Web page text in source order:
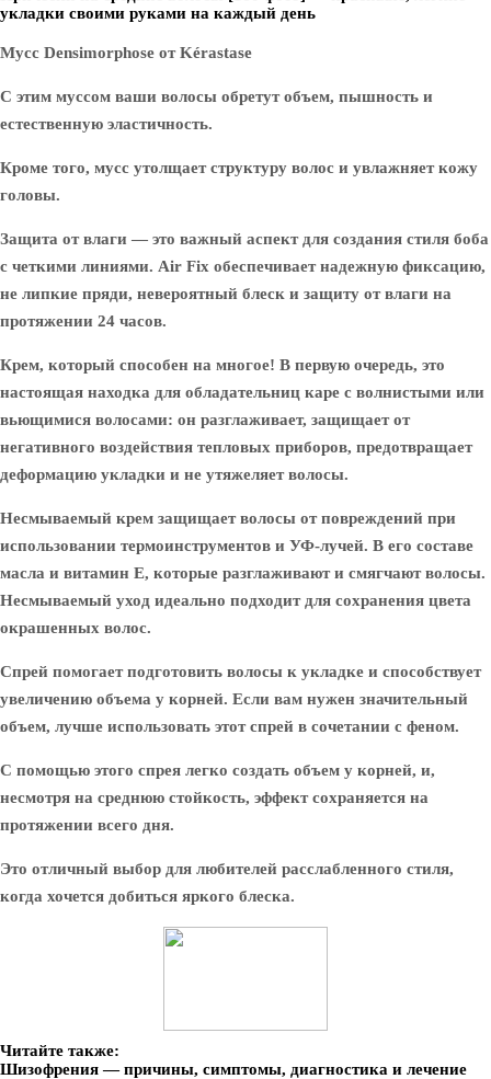
укладки своими руками на каждый день
Мусс Densimorphose от Kérastase
С этим муссом ваши волосы обретут объем, пышность и
естественную эластичность.
Кроме того, мусс утолщает структуру волос и увлажняет кожу
головы.
Защита от влаги — это важный аспект для создания стиля боба
с четкими линиями. Air Fix обеспечивает надежную фиксацию,
не липкие пряди, невероятный блеск и защиту от влаги на
протяжении 24 часов.
Крем, который способен на многое! В первую очередь, это
настоящая находка для обладательниц каре с волнистыми или
вьющимися волосами: он разглаживает, защищает от
негативного воздействия тепловых приборов, предотвращает
деформацию укладки и не утяжеляет волосы.
Несмываемый крем защищает волосы от повреждений при
использовании термоинструментов и УФ-лучей. В его составе
масла и витамин Е, которые разглаживают и смягчают волосы.
Несмываемый уход идеально подходит для сохранения цвета
окрашенных волос.
Спрей помогает подготовить волосы к укладке и способствует
увеличению объема у корней. Если вам нужен значительный
объем, лучше использовать этот спрей в сочетании с феном.
С помощью этого спрея легко создать объем у корней, и,
несмотря на среднюю стойкость, эффект сохраняется на
протяжении всего дня.
Это отличный выбор для любителей расслабленного стиля,
когда хочется добиться яркого блеска.
Читайте также:
Шизофрения — причины, симптомы, диагностика и лечение